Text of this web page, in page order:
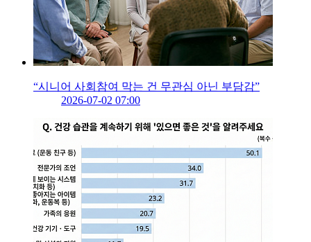
“시니어 사회참여 막는 건 무관심 아닌 부담감”
2026-07-02 07:00